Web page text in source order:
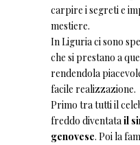
carpire i segreti e
mestiere.
In Liguria ci sono
che si prestano a
rendendola
facile realizzazione.
Primo tra tutti il
freddo diventatail
genovese. Poi la